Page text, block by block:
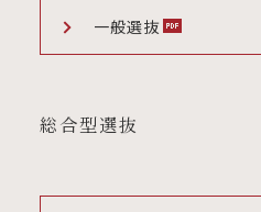
一般選抜
総合型選抜